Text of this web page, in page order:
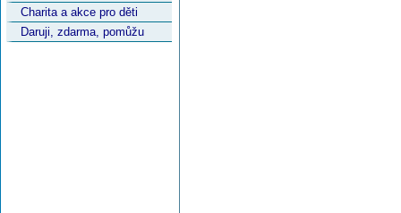
Charita a akce pro děti
Daruji, zdarma, pomůžu